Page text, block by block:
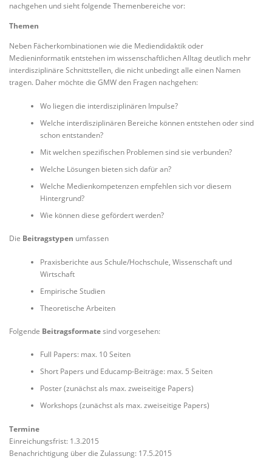
nachgehen und sieht folgende Themenbereiche vor:
Themen
Neben Fächerkombinationen wie die Mediendidaktik oder
Medieninformatik entstehen im wissenschaftlichen Alltag deutlich mehr
interdisziplinäre Schnittstellen, die nicht unbedingt alle einen Namen
tragen. Daher möchte die GMW den Fragen nachgehen:
Wo liegen die interdisziplinären Impulse?
Welche interdisziplinären Bereiche können entstehen oder sind
schon entstanden?
Mit welchen spezifischen Problemen sind sie verbunden?
Welche Lösungen bieten sich dafür an?
Welche Medienkompetenzen empfehlen sich vor diesem
Hintergrund?
Wie können diese gefördert werden?
Die Beitragstypen umfassen
Praxisberichte aus Schule/Hochschule, Wissenschaft und
Wirtschaft
Empirische Studien
Theoretische Arbeiten
Folgende Beitragsformatesind vorgesehen:
Full Papers: max. 10 Seiten
Short Papers und Educamp-Beiträge: max. 5 Seiten
Poster (zunächst als max. zweiseitige Papers)
Workshops (zunächst als max. zweiseitige Papers)
Termine
Einreichungsfrist: 1.3.2015
Benachrichtigung über die Zulassung: 17.5.2015